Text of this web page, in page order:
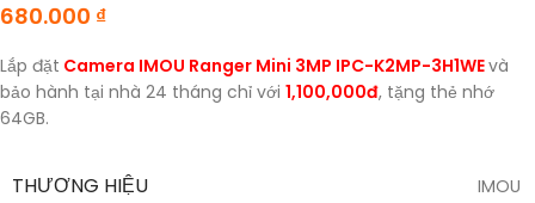
680.000 ₫
Lắp đặt Camera IMOU Ranger Mini 3MP IPC-K2MP-3H1WEvà
bảo hành tại nhà 24 tháng chỉ với 1,100,000đ, tặng thẻ nhớ
64GB.
THƯƠNG HIỆU IMOU